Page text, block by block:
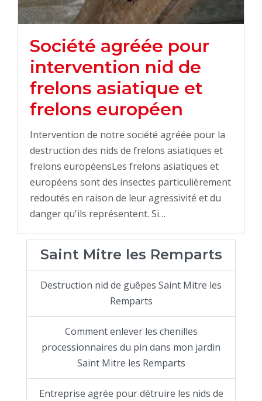
Société agréée pour
intervention nid de
frelons asiatique et
frelons européen
Intervention de notre société agréée pour la
destruction des nids de frelons asiatiques et
frelons européensLes frelons asiatiques et
européens sont des insectes particulièrement
redoutés en raison de leur agressivité et du
danger qu'ils représentent. Si…
Saint Mitre les Remparts
Destruction nid de guêpes Saint Mitre les
Remparts
Comment enlever les chenilles
processionnaires du pin dans mon jardin
Saint Mitre les Remparts
Entreprise agrée pour détruire les nids de